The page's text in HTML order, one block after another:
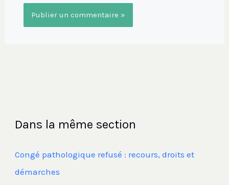
Dans la même section
Congé pathologique refusé : recours, droits et
démarches